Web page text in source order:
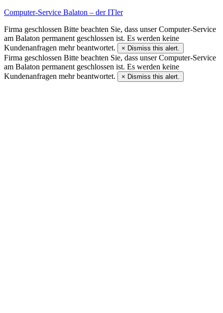
Computer-Service Balaton – der ITler
Firma geschlossen Bitte beachten Sie, dass unser Computer-Service
am Balaton permanent geschlossen ist. Es werden keine
Kundenanfragen mehr beantwortet.
× Dismiss this alert.
Firma geschlossen Bitte beachten Sie, dass unser Computer-Service
am Balaton permanent geschlossen ist. Es werden keine
Kundenanfragen mehr beantwortet.
× Dismiss this alert.